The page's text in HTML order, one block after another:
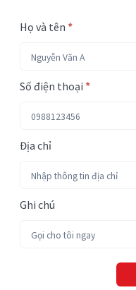
Họ và tên *
Số điện thoại *
Địa chỉ
Ghi chú